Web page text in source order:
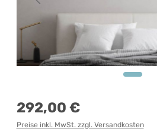
Regulärer Preis:
292,00 €
Preise inkl. MwSt. zzgl. Versandkosten